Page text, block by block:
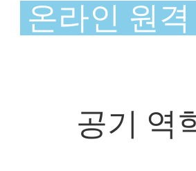
온라인 원
공기 역